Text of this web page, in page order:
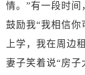
情。”有一段时
鼓励我“我相信你
上学，我在周边
妻子笑着说“房子